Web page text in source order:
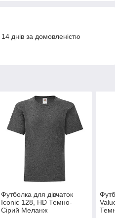
днів за домовленістю
Футболка для дівчаток
Iconic 128, HD Темно-
Сірий Меланж